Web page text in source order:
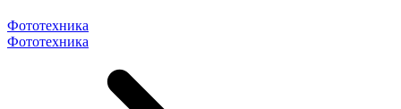
Фототехника
Фототехника